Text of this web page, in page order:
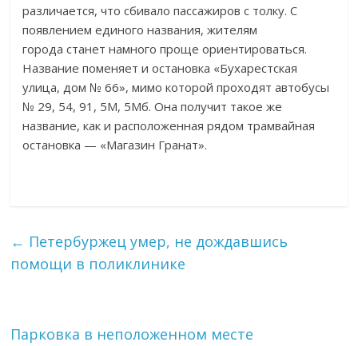
различается, что сбивало пассажиров с толку. С
появлением единого названия, жителям
города станет намного проще ориентироваться.
Название поменяет и остановка «Бухарестская
улица, дом № 66», мимо которой проходят автобусы
№ 29, 54, 91, 5М, 5Мб. Она получит такое же
название, как и расположенная рядом трамвайная
остановка — «Магазин Гранат».
← Петербуржец умер, не дождавшись
помощи в поликлинике
Парковка в неположенном месте